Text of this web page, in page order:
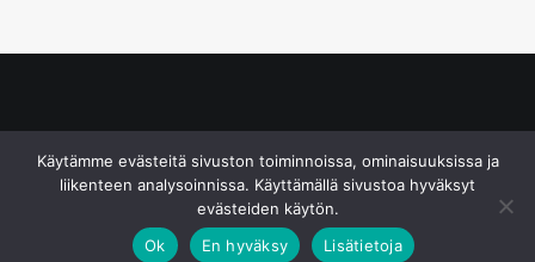
Käytämme evästeitä sivuston toiminnoissa, ominaisuuksissa ja
liikenteen analysoinnissa. Käyttämällä sivustoa hyväksyt
evästeiden käytön.
Ok
En hyväksy Lisätietoja